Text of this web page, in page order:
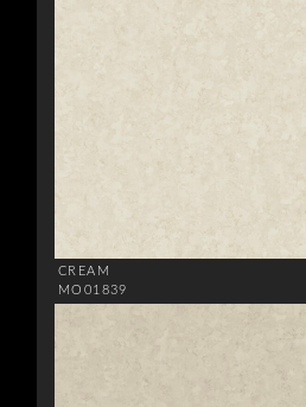
CREAM
MO01839